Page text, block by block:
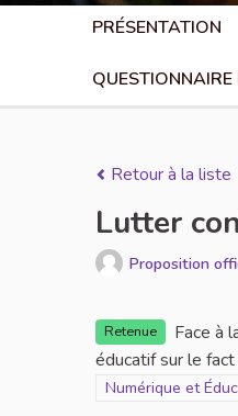
PRÉSENTATION
Retour à la liste
Lutter
Proposition
Retenue
Face à
éducatif sur le
Filtrer les
Numérique et